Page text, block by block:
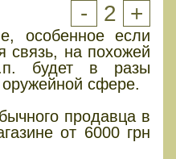
- 2 +
особенное если
связь, на похожей
будет в разы
сфере.
продавца в
от 6000 грн